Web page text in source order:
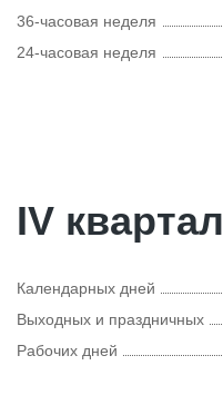
36-часовая неделя
24-часовая неделя
IV квартал
Календарных дней
Выходных и праздничных
Рабочих дней